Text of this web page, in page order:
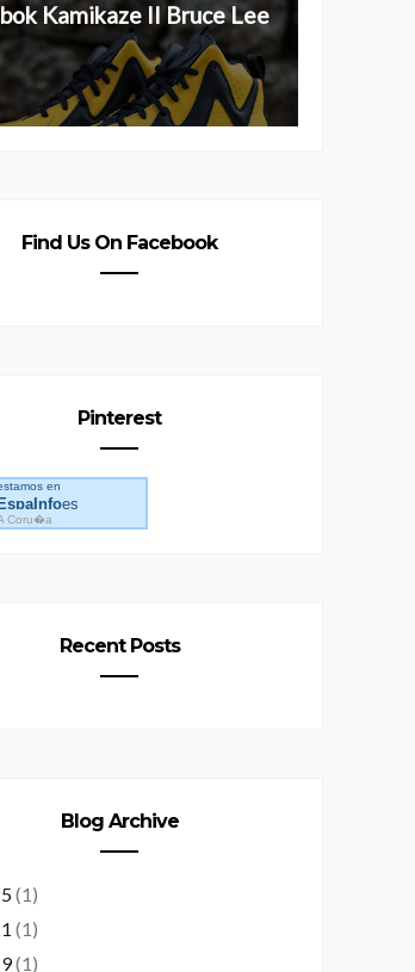
Kamikaze II Bruce Lee
Find Us On Facebook
Pinterest
en
EspaInfoes
Coru�a
Recent Posts
Blog Archive
(1)
(1)
(1)